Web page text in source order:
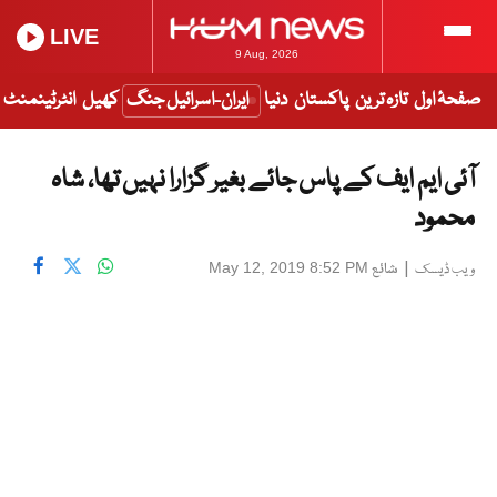
9 Aug, 2026
LIVE
صفحۂ اول تازہ ترین پاکستان دنیا ایران-اسرائیل جنگ کھیل انٹرٹینمنٹ
آئی ایم ایف کے پاس جائے بغیر گزارا نہیں تھا، شاہ
محمود
ویب ڈیسک | شائع May 12, 2019 8:52 PM